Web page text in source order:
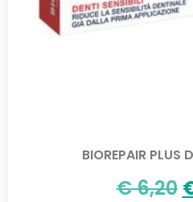
BIOREPAIR PLUS
€6,20